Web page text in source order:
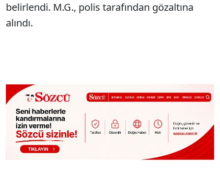
belirlendi. M.G., polis tarafından gözaltına
alındı.